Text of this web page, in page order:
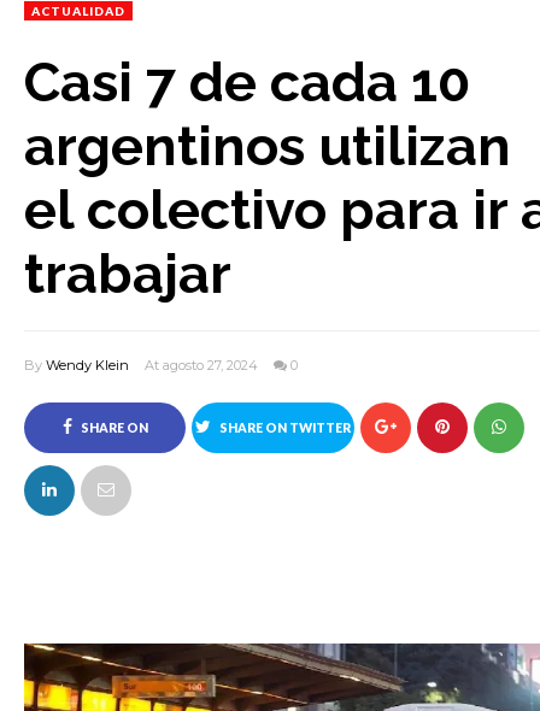
ACTUALIDAD
Casi 7 de cada 10
argentinos utilizan
el colectivo para ir
trabajar
By Wendy Klein At agosto 27, 2024 0
SHARE ON
FACEBOOK
SHARE ON TWITTER